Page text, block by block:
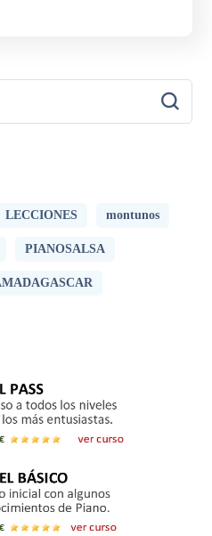
LECCIONES montunos
PIANOSALSA